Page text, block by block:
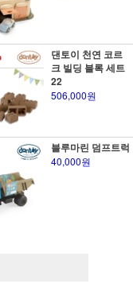
댄토이 천연 코르
크 빌딩 블록 세트
22
506,000원
블루마린 덤프트럭
40,000원